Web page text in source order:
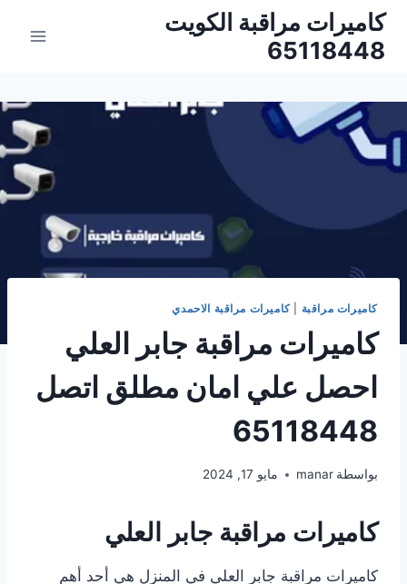
التجاوز
المحتوى
كاميرات مراقبة الكويت
65118448
كاميرات مراقبة |كاميرات مراقبة الاحمدي
كاميرات مراقبة جابر العلي
احصل علي امان مطلق اتصل
65118448
بواسطة manar مايو 17, 2024
كاميرات مراقبة جابر العلي
كاميرات مراقبة جابر العلي في المنزل هي أحد أهم